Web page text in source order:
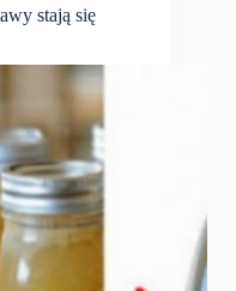
stają się